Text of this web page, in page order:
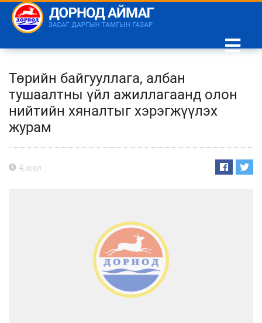
Төрийн байгууллага, албан
тушаалтны үйл ажиллагаанд олон
нийтийн хяналтыг хэрэгжүүлэх
журам
4 жил